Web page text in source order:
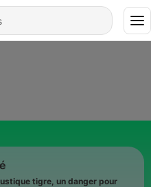
tigre, un danger pour